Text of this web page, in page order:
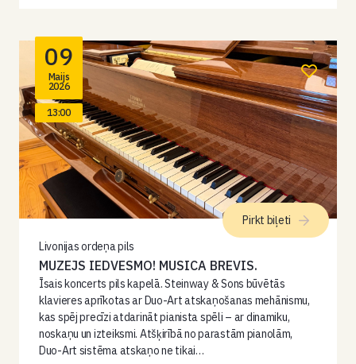
09
Maijs
2026
13:00
Livonijas ordeņa pils
MUZEJS IEDVESMO! MUSICA BREVIS.
Īsais koncerts pils kapelā. Steinway & Sons būvētās
klavieres aprīkotas ar Duo-Art atskaņošanas mehānismu,
kas spēj precīzi atdarināt pianista spēli – ar dinamiku,
noskaņu un izteiksmi. Atšķirībā no parastām pianolām,
Duo-Art sistēma atskaņo ne tikai…
Pirkt biļeti